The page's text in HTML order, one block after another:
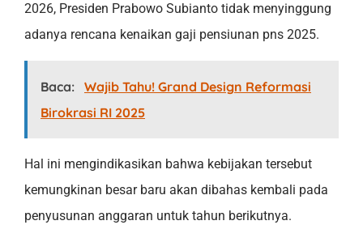
2026, Presiden Prabowo Subianto tidak menyinggung
adanya rencana kenaikan gaji pensiunan pns 2025.
Baca: Wajib Tahu! Grand Design Reformasi
Birokrasi RI 2025
Hal ini mengindikasikan bahwa kebijakan tersebut
kemungkinan besar baru akan dibahas kembali pada
penyusunan anggaran untuk tahun berikutnya.